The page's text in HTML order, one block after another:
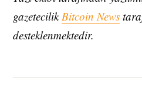
gazetecilikBitcoin News
desteklenmektedir.